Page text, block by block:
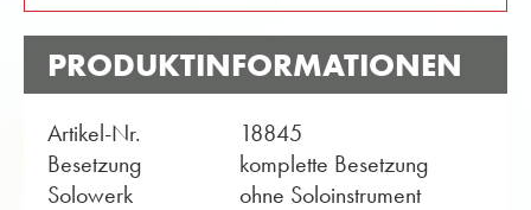
PRODUKTINFORMATIONEN
Artikel-Nr.
18845
Besetzung
komplette Besetzung
Solowerk
ohne Soloinstrument